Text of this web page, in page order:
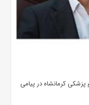
کرمانشاه در پیامی